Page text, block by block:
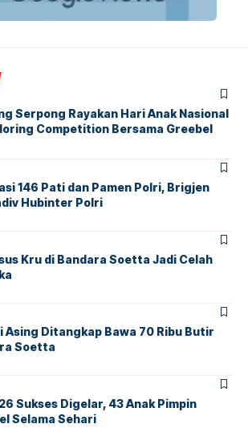
Serpong Rayakan Hari Anak Nasional
Competition Bersama Greebel
146 Pati dan Pamen Polri, Brigjen
Hubinter Polri
Kru di Bandara Soetta Jadi Celah
Asing Ditangkap Bawa 70 Ribu Butir
Soetta
Sukses Digelar, 43 Anak Pimpin
Selama Sehari